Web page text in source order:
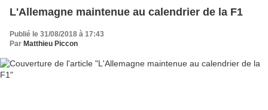
L'Allemagne maintenue au calendrier de la F1
Publié le 31/08/2018 à 17:43
Par Matthieu Piccon